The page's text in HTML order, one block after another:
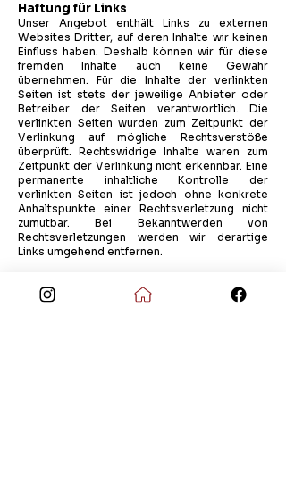
Haftung für Links
Unser Angebot enthält Links zu externen
Websites Dritter, auf deren Inhalte wir keinen
Einfluss haben. Deshalb können wir für diese
fremden Inhalte auch keine Gewähr
übernehmen. Für die Inhalte der verlinkten
Seiten ist stets der jeweilige Anbieter oder
Betreiber der Seiten verantwortlich. Die
verlinkten Seiten wurden zum Zeitpunkt der
Verlinkung auf mögliche Rechtsverstöße
überprüft. Rechtswidrige Inhalte waren zum
Zeitpunkt der Verlinkung nicht erkennbar. Eine
permanente inhaltliche Kontrolle der
verlinkten Seiten ist jedoch ohne konkrete
Anhaltspunkte einer Rechtsverletzung nicht
zumutbar. Bei Bekanntwerden von
Rechtsverletzungen werden wir derartige
Links umgehend entfernen.
Die durch die Seitenbetreiber erstellten